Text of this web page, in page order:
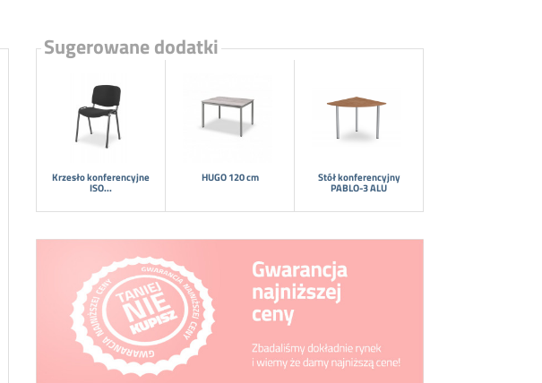
Sugerowane dodatki
Krzesło konferencyjne
ISO...
HUGO 120 cm Stół konferencyjny
PABLO-3 ALU